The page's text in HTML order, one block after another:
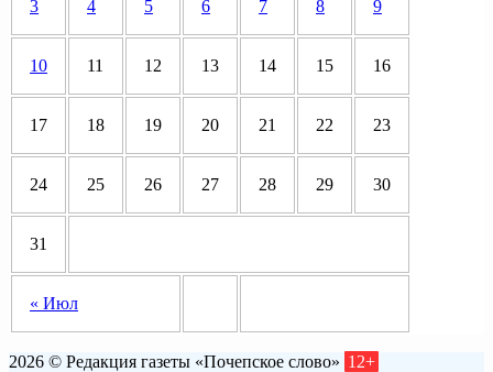
« Июл
3 4 5 6 7 8 9
10 11 12 13 14 15 16
17 18 19 20 21 22 23
24 25 26 27 28 29 30
31
2026 © Редакция газеты «Почепское слово» 12+